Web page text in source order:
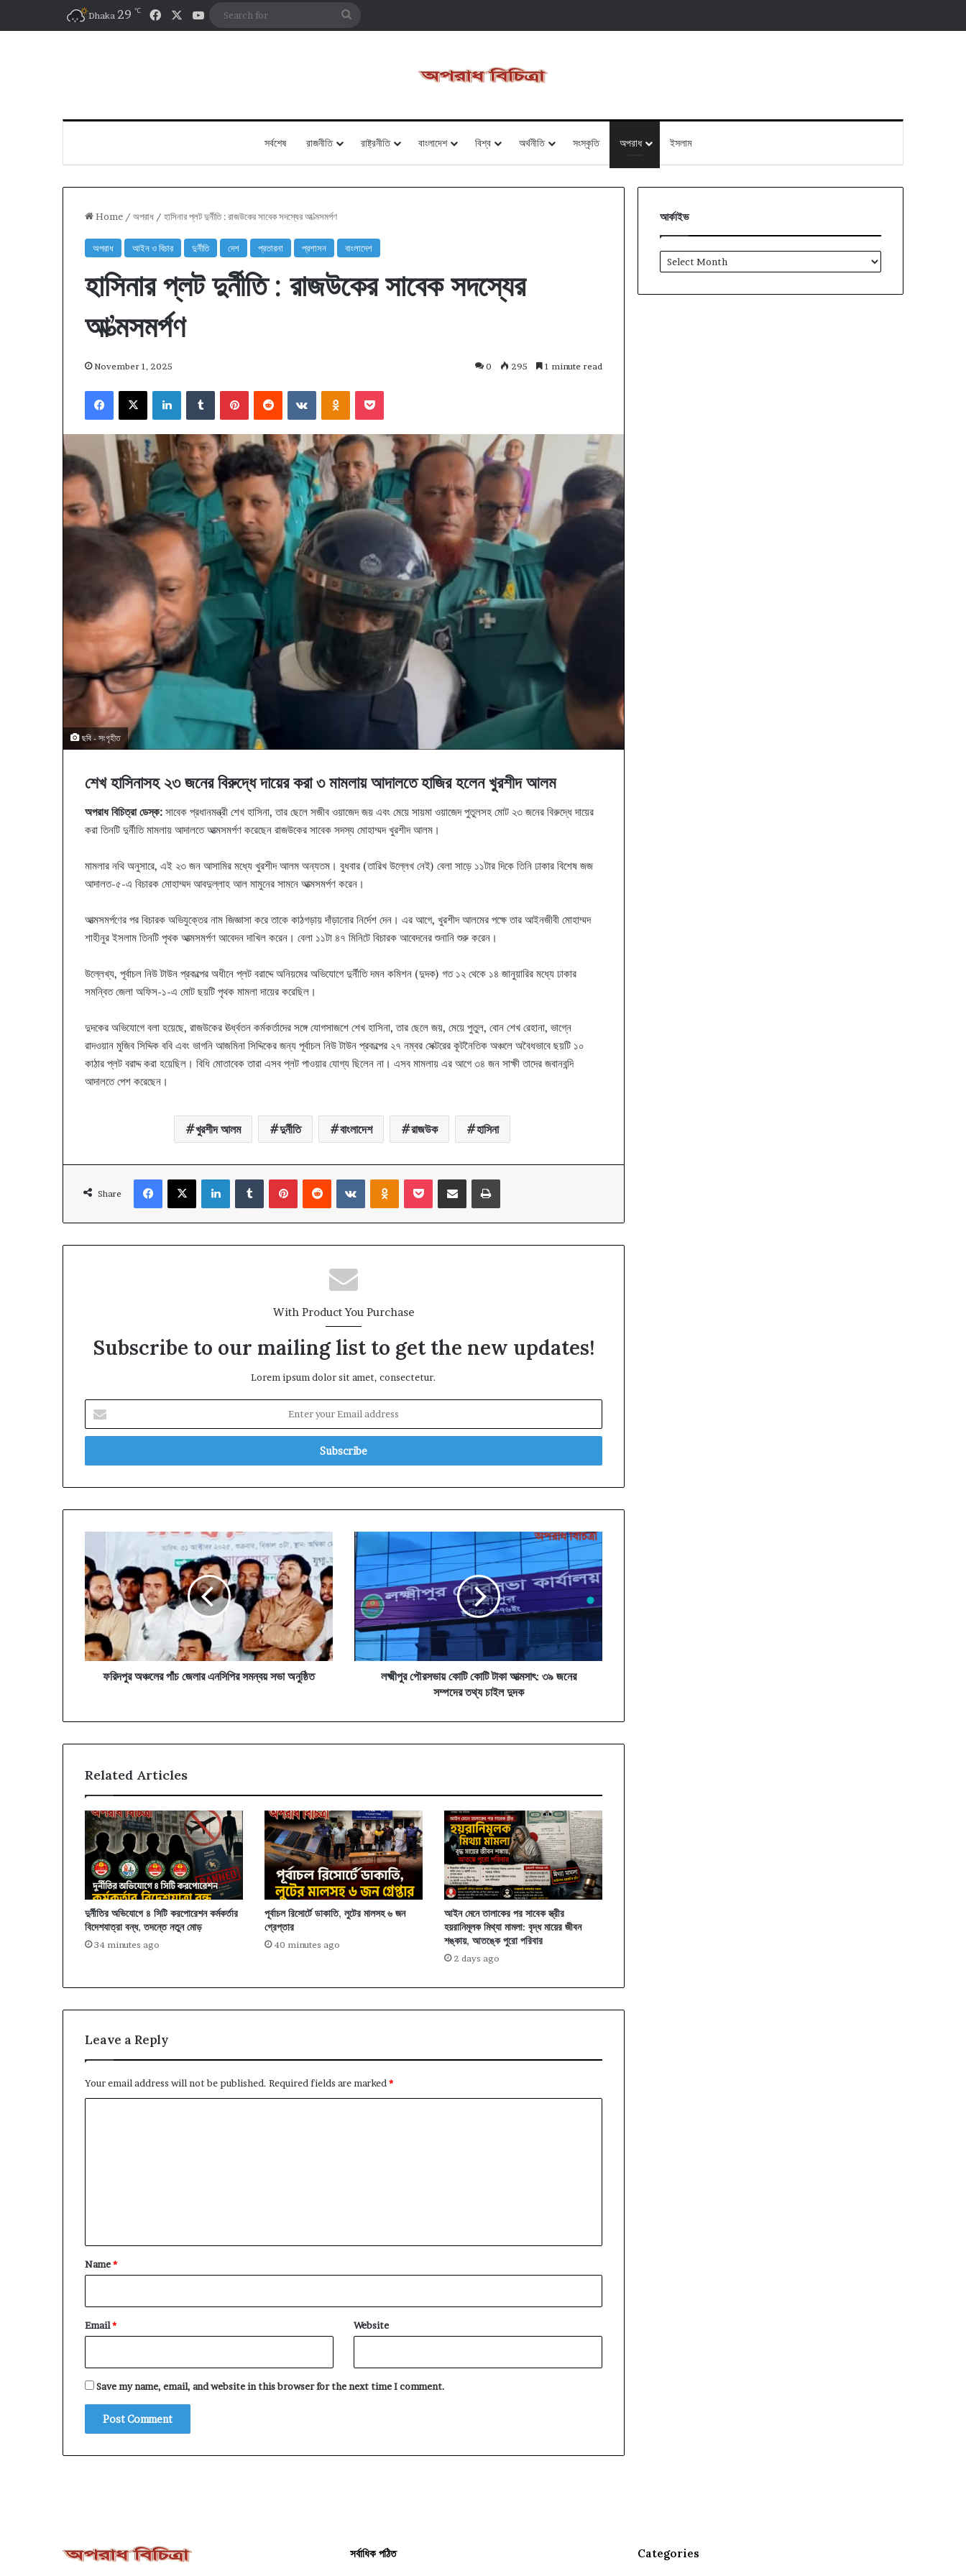
Dhaka 29 ℃ FacebookYouTube
সর্বশেষ রাজনীতি রাষ্ট্রনীতি বাংলাদেশ বিশ্ব অর্থনীতি সংস্কৃতি অপরাধ ইসলাম
Home / অপরাধ / হাসিনার প্লট দুর্নীতি : রাজউকের সাবেক সদস্যের আ’ত্মসমর্পণ
অপরাধ আইন ও বিচার দুর্নীতি দেশ প্রতারনা প্রশাসন বাংলাদেশ
হাসিনার প্লট দুর্নীতি : রাজউকের সাবেক সদস্যের
আ’ত্মসমর্পণ
November 1, 2025 0 295 1 minute read
Facebook
X LinkedInTumblrPinterestReddit VKontakteOdnoklassniki
Pocket
ছবি - সংগৃহীত
শেখ হাসিনাসহ ২৩ জনের বিরুদ্ধে দায়ের করা ৩ মামলায় আদালতে হাজির হলেন খুরশীদ আলম
অপরাধ বিচিত্রা ডেস্ক: সাবেক প্রধানমন্ত্রী শেখ হাসিনা, তার ছেলে সজীব ওয়াজেদ জয় এবং মেয়ে সায়মা ওয়াজেদ পুতুলসহ মোট ২৩ জনের বিরুদ্ধে দায়ের
করা তিনটি দুর্নীতি মামলায় আদালতে আত্মসমর্পণ করেছেন রাজউকের সাবেক সদস্য মোহাম্মদ খুরশীদ আলম।
মামলার নথি অনুসারে, এই ২৩ জন আসামির মধ্যে খুরশীদ আলম অন্যতম। বুধবার (তারিখ উল্লেখ নেই) বেলা সাড়ে ১১টার দিকে তিনি ঢাকার বিশেষ জজ
আদালত-৫-এ বিচারক মোহাম্মদ আবদুল্লাহ আল মামুনের সামনে আত্মসমর্পণ করেন।
আত্মসমর্পণের পর বিচারক অভিযুক্তের নাম জিজ্ঞাসা করে তাকে কাঠগড়ায় দাঁড়ানোর নির্দেশ দেন। এর আগে, খুরশীদ আলমের পক্ষে তার আইনজীবী মোহাম্মদ
শাহীনুর ইসলাম তিনটি পৃথক আত্মসমর্পণ আবেদন দাখিল করেন। বেলা ১১টা ৪৭ মিনিটে বিচারক আবেদনের শুনানি শুরু করেন।
উল্লেখ্য, পূর্বাচল নিউ টাউন প্রকল্পের অধীনে প্লট বরাদ্দে অনিয়মের অভিযোগে দুর্নীতি দমন কমিশন (দুদক) গত ১২ থেকে ১৪ জানুয়ারির মধ্যে ঢাকার
সমন্বিত জেলা অফিস-১-এ মোট ছয়টি পৃথক মামলা দায়ের করেছিল।
দুদকের অভিযোগে বলা হয়েছে, রাজউকের ঊর্ধ্বতন কর্মকর্তাদের সঙ্গে যোগসাজশে শেখ হাসিনা, তার ছেলে জয়, মেয়ে পুতুল, বোন শেখ রেহানা, ভাগ্নে
রাদওয়ান মুজিব সিদ্দিক ববি এবং ভাগনি আজমিনা সিদ্দিকের জন্য পূর্বাচল নিউ টাউন প্রকল্পের ২৭ নম্বর সেক্টরের কূটনৈতিক অঞ্চলে অবৈধভাবে ছয়টি ১০
কাঠার প্লট বরাদ্দ করা হয়েছিল। বিধি মোতাবেক তারা এসব প্লট পাওয়ার যোগ্য ছিলেন না। এসব মামলায় এর আগে ৩৪ জন সাক্ষী তাদের জবানবন্দি
আদালতে পেশ করেছেন।
খুরশীদ আলম দুর্নীতি বাংলাদেশ রাজউক হাসিনা
Share
Facebook
X LinkedInTumblrPinterestReddit VKontakteOdnoklassniki
Pocket Share via Email Print
With Product You Purchase
Subscribe to our mailing list to get the new updates!
Lorem ipsum dolor sit amet, consectetur.
your
Email
অঞ্চলের
পাঁচ
জেলার
এনসিপির
সমন্বয়
সভা
অনুষ্ঠিত
ফরিদপুর অঞ্চলের পাঁচ জেলার এনসিপির সমন্বয় সভা অনুষ্ঠিত
লক্ষ্মীপুর
পৌরসভায়
কোটি
কোটি
টাকা
আত্মসাৎ:
৩৯
জনের
সম্পদের
লক্ষ্মীপুর পৌরসভায় কোটি কোটি টাকা আত্মসাৎ: ৩৯ জনের
সম্পদের তথ্য চাইল দুদক
Related Articles
দুর্নীতির অভিযোগে ৪ সিটি করপোরেশন কর্মকর্তার
বিদেশযাত্রা বন্ধ, তদন্তে নতুন মোড়
34 minutes ago
পূর্বাচল রিসোর্টে ডাকাতি, লুটের মালসহ ৬ জন
গ্রেপ্তার
40 minutes ago
আইন মেনে তালাকের পর সাবেক স্ত্রীর
হয়রানিমূলক মিথ্যা মামলা: বৃদ্ধ মায়ের জীবন
শঙ্কায়, আতঙ্কে পুরো পরিবার
2 days ago
Leave a Reply
Your email address will not be published. Required fields are marked *
*
Name*
Email* Website
Save my name, email, and website in this browser for the next time I comment.
আর্কাইভ
আর্কাইভ
সর্বাধিক পঠিত Categories